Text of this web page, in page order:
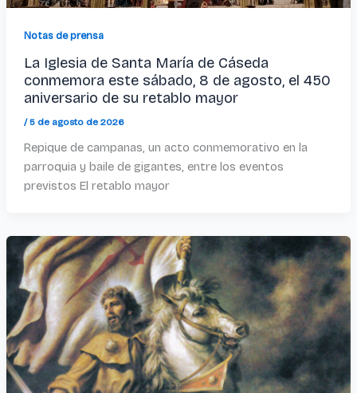
Notas de prensa
La Iglesia de Santa María de Cáseda
conmemora este sábado, 8 de agosto, el 450
aniversario de su retablo mayor
/5 de agosto de 2026
Repique de campanas, un acto conmemorativo en la
parroquia y baile de gigantes, entre los eventos
previstos El retablo mayor